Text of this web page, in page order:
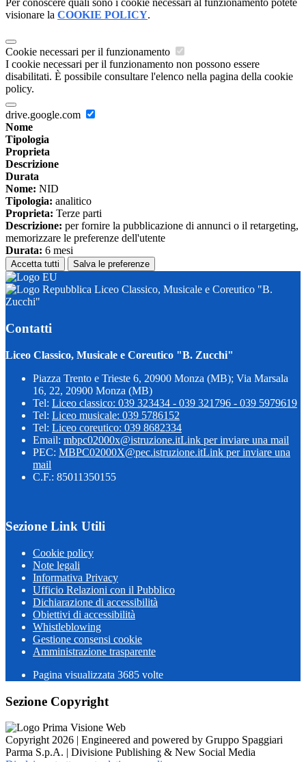
Per conoscere quali sono i cookie necessari al funzionamento potete
visionare la COOKIE POLICY.
Cookie necessari per il funzionamento
I cookie necessari per il funzionamento non possono essere
disabilitati. È possibile consultare l'elenco nella pagina della cookie
policy.
drive.google.com
Nome
Tipologia
Proprieta
Descrizione
Durata
Nome: NID
Tipologia: analitico
Proprieta: Terze parti
Descrizione: per fornire la pubblicazione di annunci o il retargeting,
memorizzare le preferenze dell'utente
Durata: 6 mesi
Accetta tutti Salva le preferenze
Liceo Classico, Musicale e Coreutico "B.
Zucchi"
Contatti
Liceo Classico, Musicale e Coreutico "B. Zucchi"
Piazza Trento e Trieste 6, 20900 Monza (MB); Via Marsala
16, 22, 20900 Monza (MB)
Tel: Liceo classico: 039 323434 - 039 321796 - 039 5979619
Tel: Liceo musicale: 039 5786152
Tel: Liceo coreutico: 039 8682334
Email: mbpc02000x@istruzione.itLink per inviare una mail
PEC: MBPC02000X@pec.istruzione.itLink per inviare una
mail
C.F.: 85011350155
Sezione Link Utili
Cookie policy
Note legali
Informativa Privacy
Ufficio Relazioni con il Pubblico
Dichiarazione di accessibilità
Obiettivi di accessibilità
Whistleblowing
Gestione consensi cookie
Amministrazione trasparente
Pagina visualizzata 3685 volte
Sezione Copyright
Copyright 2026 | Engineered and powered by Gruppo Spaggiari
Parma S.p.A. | Divisione Publishing & New Social Media